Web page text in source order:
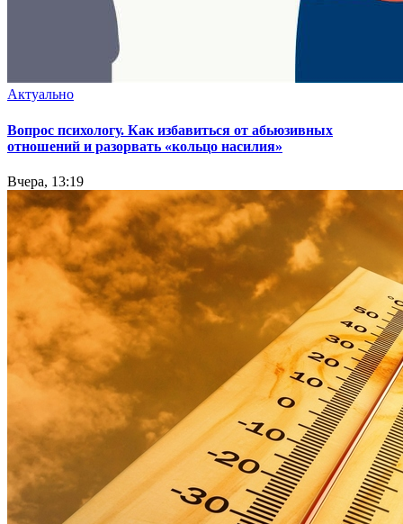
Актуально
Вопрос психологу. Как избавиться от абьюзивных
отношений и разорвать «кольцо насилия»
Вчера, 13:19